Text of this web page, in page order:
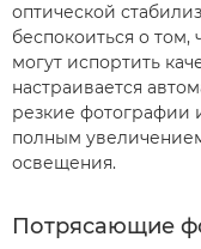
оптической
беспокоиться о
могут испортить
настраивается
резкие фотографии
полным
освещения.
Потрясающие